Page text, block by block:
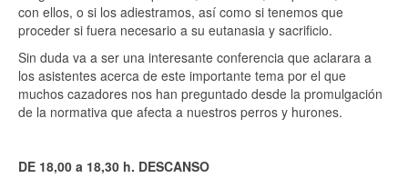
con ellos, o si los adiestramos, así como si tenemos que
proceder si fuera necesario a su eutanasia y sacrificio.
Sin duda va a ser una interesante conferencia que aclarara a
los asistentes acerca de este importante tema por el que
muchos cazadores nos han preguntado desde la promulgación
de la normativa que afecta a nuestros perros y hurones.
DE 18,00 a 18,30 h. DESCANSO